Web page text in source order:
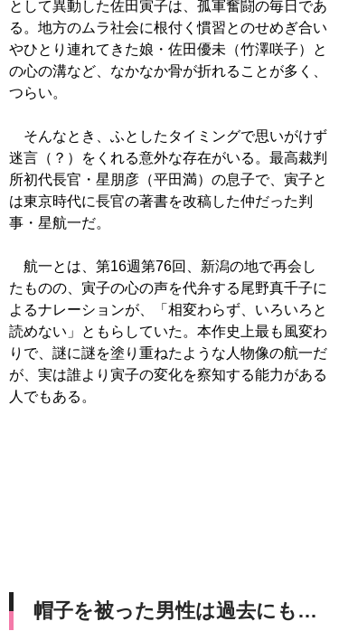
として異動した佐田寅子は、孤軍奮闘の毎日であ
る。地方のムラ社会に根付く慣習とのせめぎ合い
やひとり連れてきた娘・佐田優未（竹澤咲子）と
の心の溝など、なかなか骨が折れることが多く、
つらい。
そんなとき、ふとしたタイミングで思いがけず
迷言（？）をくれる意外な存在がいる。最高裁判
所初代長官・星朋彦（平田満）の息子で、寅子と
は東京時代に長官の著書を改稿した仲だった判
事・星航一だ。
航一とは、第16週第76回、新潟の地で再会し
たものの、寅子の心の声を代弁する尾野真千子に
よるナレーションが、「相変わらず、いろいろと
読めない」ともらしていた。本作史上最も風変わ
りで、謎に謎を塗り重ねたような人物像の航一だ
が、実は誰より寅子の変化を察知する能力がある
人でもある。
帽子を被った男性は過去にも…